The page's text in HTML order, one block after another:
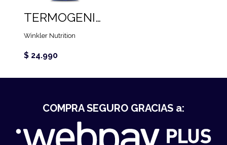
TERMOGENICO CAFEINA CHRONOS 250 MG (120 CAPS)
Winkler Nutrition
$ 24.990
COMPRA SEGURO GRACIAS a: